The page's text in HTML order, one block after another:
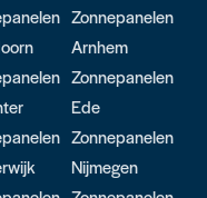
Zonnepanelen
Arnhem
Zonnepanelen
Ede
Zonnepanelen
Nijmegen